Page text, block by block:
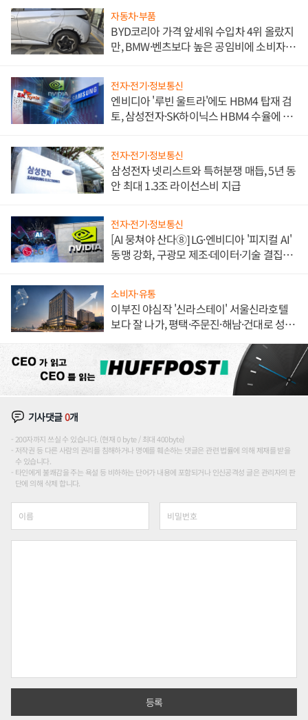
자동차·부품
BYD코리아 가격 앞세워 수입차 4위 올랐지
만, BMW·벤츠보다 높은 공임비에 소비자
전자·전기·정보통신
엔비디아 '루빈 울트라'에도 HBM4 탑재 검
토, 삼성전자·SK하이닉스 HBM4 수율에 주
전자·전기·정보통신
삼성전자 넷리스트와 특허분쟁 매듭, 5년 동
안 최대 1.3조 라이선스비 지급
전자·전기·정보통신
[AI 뭉쳐야 산다⑧] LG·엔비디아 '피지컬 AI'
동맹 강화, 구광모 제조·데이터·기술 결집
소비자·유통
이부진 야심작 '신라스테이' 서울신라호텔
보다 잘 나가, 평택·주문진·해남·건대로 성
기사댓글0개
200자까지 쓰실 수 있습니다. (현재 0 byte / 최대 400byte)
저작권 등 다른 사람의 권리를 침해하거나 명예를 훼손하는 댓글은 관련 법률에 의해 제재를 받을
수 있습니다.
타인에게 불쾌감을 주는 욕설 등 비하하는 단어가 내용에 포함되거나 인신공격성 글은 관리자의 판
단에 의해 삭제 합니다.